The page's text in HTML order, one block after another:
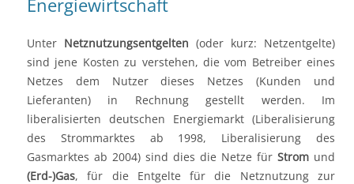
Energiewirtschaft
Unter Netznutzungsentgelten (oder kurz: Netzentgelte)
sind jene Kosten zu verstehen, die vom Betreiber eines
Netzes dem Nutzer dieses Netzes (Kunden und
Lieferanten) in Rechnung gestellt werden. Im
liberalisierten deutschen Energiemarkt (Liberalisierung
des Strommarktes ab 1998, Liberalisierung des
Gasmarktes ab 2004) sind dies die Netze für Strom und
(Erd-)Gas, für die Entgelte für die Netznutzung zur